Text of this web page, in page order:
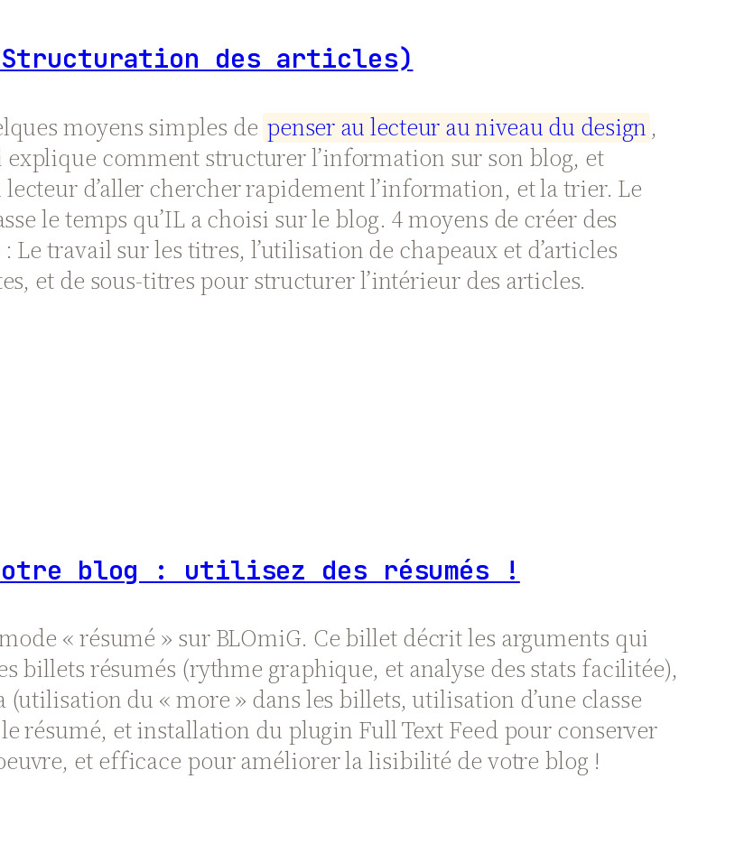
des articles)
moyens simples de penseraulecteurauniveaudu design ,
comment structurer l’information sur son blog, et
d’aller chercher rapidement l’information, et la trier. Le
le temps qu’IL a choisi sur le blog. 4 moyens de créer des
travail sur les titres, l’utilisation de chapeaux et d’articles
et de sous-titres pour structurer l’intérieur des articles.
blog : utilisez des résumés !
« résumé » sur BLOmiG. Ce billet décrit les arguments qui
billets résumés (rythme graphique, et analyse des stats facilitée),
du « more » dans les billets, utilisation d’une classe
résumé, et installation du plugin Full Text Feed pour conserver
et efficace pour améliorer la lisibilité de votre blog !